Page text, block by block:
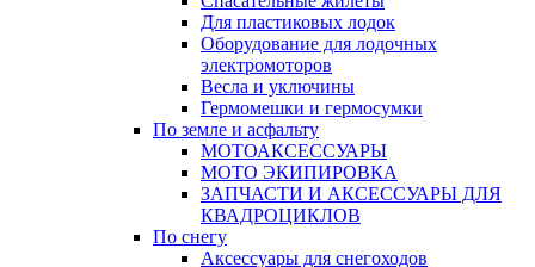
Для пластиковых лодок
Оборудование для лодочных
электромоторов
Весла и уключины
Гермомешки и гермосумки
По земле и асфальту
МОТОАКСЕССУАРЫ
МОТО ЭКИПИРОВКА
ЗАПЧАСТИ И АКСЕССУАРЫ ДЛЯ
КВАДРОЦИКЛОВ
По снегу
Аксессуары для снегоходов